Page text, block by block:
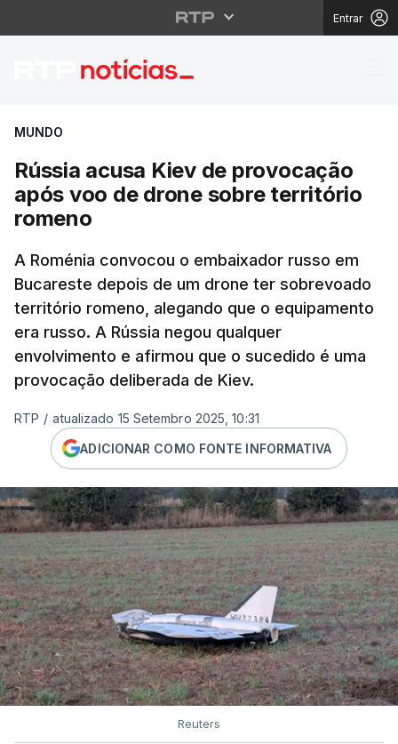
Entrar
Rússia acusa Kiev de
MUNDO
Rússia acusa Kiev de provocação
após voo de drone sobre território
romeno
A Roménia convocou o embaixador russo em
Bucareste depois de um drone ter sobrevoado
território romeno, alegando que o equipamento
era russo. A Rússia negou qualquer
envolvimento e afirmou que o sucedido é uma
provocação deliberada de Kiev.
RTP / atualizado 15 Setembro 2025, 10:31
ADICIONAR COMO FONTE INFORMATIVA
Reuters